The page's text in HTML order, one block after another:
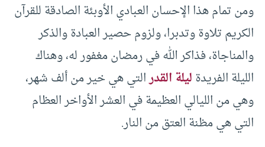
ومن تمام هذا الإحسان العبادي الأوبئة الصادقة للقرآن
الكريم تلاوة وتدبرا، ولزوم حصير العبادة والذكر
والمناجاة، فذاكر الله في رمضان مغفور له، وهناك
الليلة الفريدةليلة القدرالتي هي خير من ألف شهر،
وهي من الليالي العظيمة في العشر الأواخر العظام
التي هي مظنة العتق من النار.